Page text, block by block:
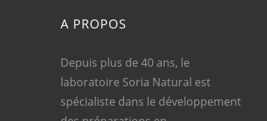
A PROPOS
Depuis plus de 40 ans, le
laboratoire Soria Natural est
spécialiste dans le développement